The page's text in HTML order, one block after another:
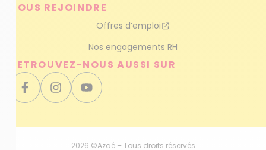
NOUS REJOINDRE
Offres d’emploi
Nos engagements RH
RETROUVEZ-NOUS AUSSI SUR
2026 ©Azaé – Tous droits réservés